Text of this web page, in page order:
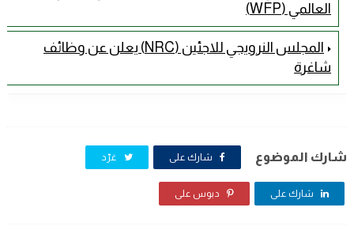
العالمي (WFP)
المجلس النرويجي للاجئين (NRC) يعلن عن وظائف
شاغرة
شارك الموضوع شارك على غرّد
شارك على دبوس على